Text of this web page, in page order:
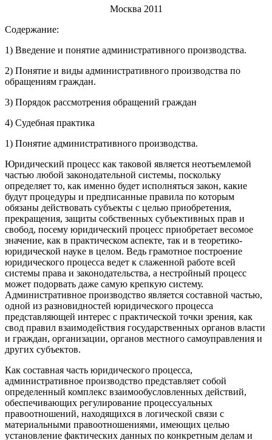
Москва 2011
Содержание:
1) Введение и понятие административного производства.
2) Понятие и виды административного производства по
обращениям граждан.
3) Порядок рассмотрения обращений граждан
4) Судебная практика
1) Понятие административного производства.
Юридический процесс как таковой является неотъемлемой
частью любой законодательной системы, поскольку
определяет то, как именно будет исполняться закон, какие
будут процедуры и предписанные правила по которым
обязаны действовать субъекты с целью приобретения,
прекращения, защиты собственных субъективных прав и
свобод, посему юридический процесс приобретает весомое
значение, как в практическом аспекте, так и в теоретико-
юридической науке в целом. Ведь грамотное построение
юридического процесса ведет к слаженной работе всей
системы права и законодательства, а нестройный процесс
может подорвать даже самую крепкую систему.
Административное производство является составной частью,
одной из разновидностей юридического процесса
представляющей интерес с практической точки зрения, как
свод правил взаимодействия государственных органов власти
и граждан, организации, органов местного самоуправления и
других субъектов.
Как составная часть юридического процесса,
административное производство представляет собой
определенный комплекс взаимообусловленных действий,
обеспечивающих регулирование процессуальных
правоотношений, находящихся в логической связи с
материальными правоотношениями, имеющих целью
установление фактических данных по конкретным делам и